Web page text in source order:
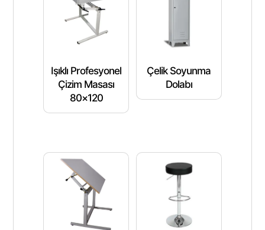
Işıklı Profesyonel
Çizim Masası
80×120
Çelik Soyunma
Dolabı